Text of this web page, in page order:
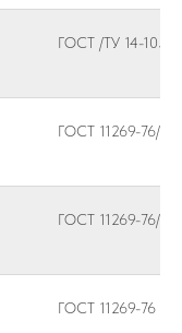
ГОСТ /ТУ 14-105-
ГОСТ 11269-76/
ГОСТ 11269-76/
ГОСТ 11269-76